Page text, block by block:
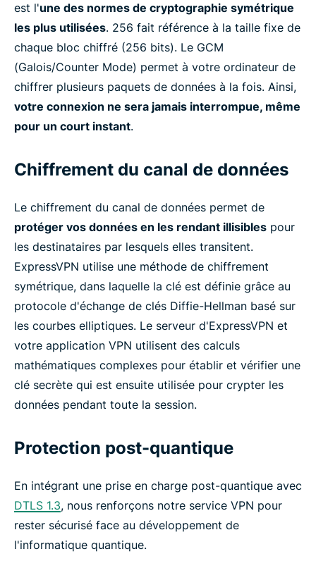
est l'une des normes de cryptographie symétrique
les plus utilisées. 256 fait référence à la taille fixe de
chaque bloc chiffré (256 bits). Le GCM
(Galois/Counter Mode) permet à votre ordinateur de
chiffrer plusieurs paquets de données à la fois. Ainsi,
votre connexion ne sera jamais interrompue, même
pour un court instant.
Chiffrement du canal de données
Le chiffrement du canal de données permet de
protéger vos données en les rendant illisibles pour
les destinataires par lesquels elles transitent.
ExpressVPN utilise une méthode de chiffrement
symétrique, dans laquelle la clé est définie grâce au
protocole d'échange de clés Diffie-Hellman basé sur
les courbes elliptiques. Le serveur d'ExpressVPN et
votre application VPN utilisent des calculs
mathématiques complexes pour établir et vérifier une
clé secrète qui est ensuite utilisée pour crypter les
données pendant toute la session.
Protection post-quantique
En intégrant une prise en charge post-quantique avec
DTLS 1.3, nous renforçons notre service VPN pour
rester sécurisé face au développement de
l'informatique quantique.